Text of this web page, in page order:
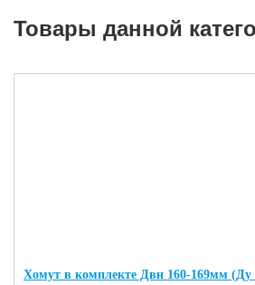
Товары данной
Хомут в комплекте Двн 160-169мм (Ду